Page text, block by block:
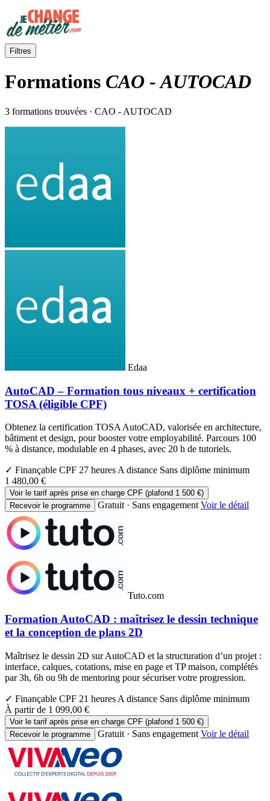
Filtres
Formations CAO - AUTOCAD
3 formations trouvées · CAO - AUTOCAD
Edaa
AutoCAD – Formation tous niveaux + certification
TOSA (éligible CPF)
Obtenez la certification TOSA AutoCAD, valorisée en architecture,
bâtiment et design, pour booster votre employabilité. Parcours 100
% à distance, modulable en 4 phases, avec 20 h de tutoriels.
✓ Finançable CPF 27 heures A distance Sans diplôme minimum
1 480,00 €
Voir le tarif après prise en charge CPF (plafond 1 500 €)
Recevoir le programme
Gratuit · Sans engagement Voir le détail
Tuto.com
Formation AutoCAD : maîtrisez le dessin technique
et la conception de plans 2D
Maîtrisez le dessin 2D sur AutoCAD et la structuration d’un projet :
interface, calques, cotations, mise en page et TP maison, complétés
par 3h, 6h ou 9h de mentoring pour sécuriser votre progression.
✓ Finançable CPF 21 heures A distance Sans diplôme minimum
À partir de 1 099,00 €
Voir le tarif après prise en charge CPF (plafond 1 500 €)
Recevoir le programme
Gratuit · Sans engagement Voir le détail